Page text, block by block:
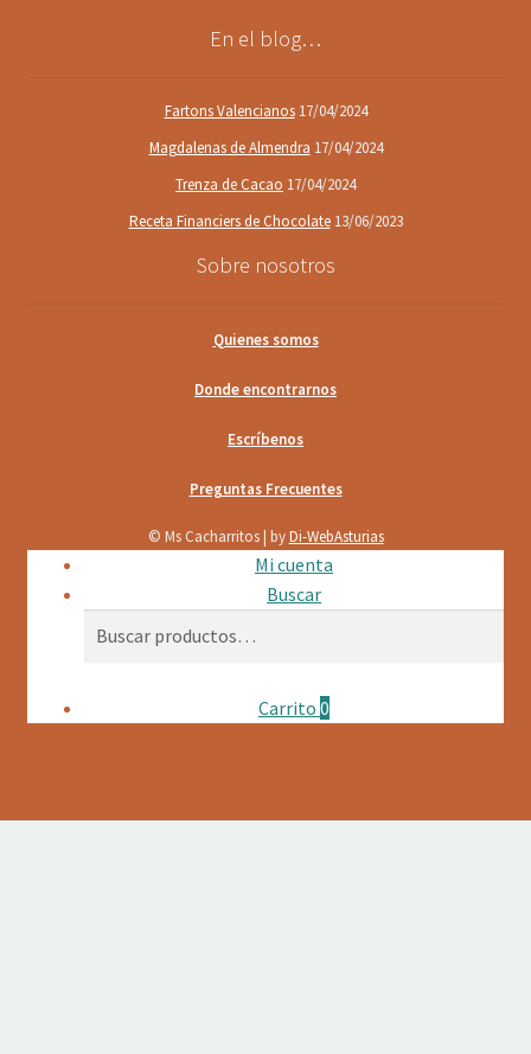
En el blog…
Fartons Valencianos 17/04/2024
Magdalenas de Almendra 17/04/2024
Trenza de Cacao 17/04/2024
Receta Financiers de Chocolate 13/06/2023
Sobre nosotros
Quienes somos
Donde encontrarnos
Escríbenos
Preguntas Frecuentes
© Ms Cacharritos | byDi-WebAsturias
Mi cuenta
Buscar
Carrito 0